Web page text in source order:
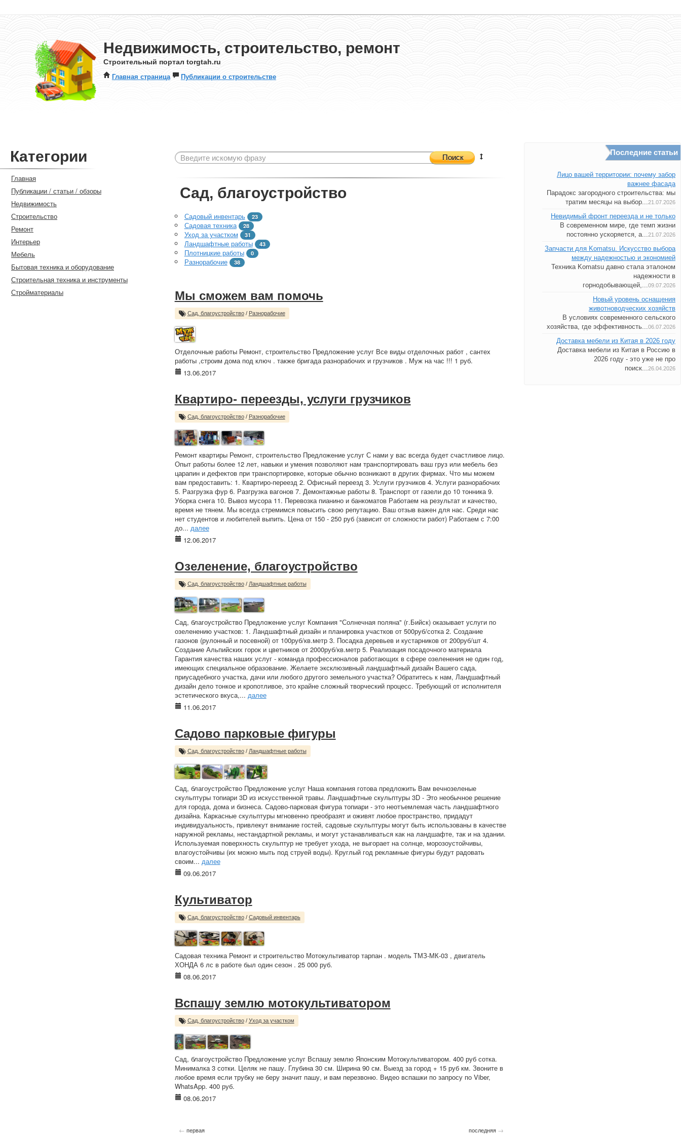
Недвижимость, строительство, ремонт
Строительный портал torgtah.ru
Главная страница Публикации о строительстве
Категории
Главная
Публикации / статьи / обзоры
Недвижимость
Строительство
Ремонт
Интерьер
Мебель
Бытовая техника и оборудование
Строительная техника и инструменты
Стройматериалы
Поиск
Сад, благоустройство
Садовый инвентарь 23
Садовая техника 28
Уход за участком 31
Ландшафтные работы 43
Плотницкие работы 0
Разнорабочие 38
Мы сможем вам помочь
Сад, благоустройство/ Разнорабочие
Отделочные работы Ремонт, строительство Предложение услуг Все виды отделочных работ , сантех
работы ,строим дома под ключ . также бригада разнорабочих и грузчиков . Муж на час !!! 1 руб.
13.06.2017
Квартиро- переезды, услуги грузчиков
Сад, благоустройство/ Разнорабочие
Ремонт квартиры Ремонт, строительство Предложение услуг С нами у вас всегда будет счастливое лицо.
Опыт работы более 12 лет, навыки и умения позволяют нам транспортировать ваш груз или мебель без
царапин и дефектов при транспортировке, которые обычно возникают в других фирмах. Что мы можем
вам предоставить: 1. Квартиро-переезд 2. Офисный переезд 3. Услуги грузчиков 4. Услуги разнорабочих
5. Разгрузка фур 6. Разгрузка вагонов 7. Демонтажные работы 8. Транспорт от газели до 10 тонника 9.
Уборка снега 10. Вывоз мусора 11. Перевозка пианино и банкоматов Работаем на результат и качество,
время не тянем. Мы всегда стремимся повысить свою репутацию. Ваш отзыв важен для нас. Среди нас
нет студентов и любителей выпить. Цена от 150 - 250 руб (зависит от сложности работ) Работаем с 7:00
до... далее
12.06.2017
Озеленение, благоустройство
Сад, благоустройство/ Ландшафтные работы
Сад, благоустройство Предложение услуг Компания "Солнечная поляна" (г.Бийск) оказывает услуги по
озеленению участков: 1. Ландшафтный дизайн и планировка участков от 500руб/сотка 2. Создание
газонов (рулонный и посевной) от 100руб/кв.метр 3. Посадка деревьев и кустарников от 200руб/шт 4.
Создание Альпийских горок и цветников от 2000руб/кв.метр 5. Реализация посадочного материала
Гарантия качества наших услуг - команда профессионалов работающих в сфере озеленения не один год,
имеющих специальное образование. Желаете эксклюзивный ландшафтный дизайн Вашего сада,
приусадебного участка, дачи или любого другого земельного участка? Обратитесь к нам, Ландшафтный
дизайн дело тонкое и кропотливое, это крайне сложный творческий процесс. Требующий от исполнителя
эстетического вкуса,... далее
11.06.2017
Садово парковые фигуры
Сад, благоустройство/ Ландшафтные работы
Сад, благоустройство Предложение услуг Наша компания готова предложить Вам вечнозеленые
скульптуры топиари 3D из искусственной травы. Ландшафтные скульптуры 3D - Это необычное решение
для города, дома и бизнеса. Садово-парковая фигура топиари - это неотъемлемая часть ландшафтного
дизайна. Каркасные скульптуры мгновенно преобразят и оживят любое пространство, придадут
индивидуальность, привлекут внимание гостей, садовые скульптуры могут быть использованы в качестве
наружной рекламы, нестандартной рекламы, и могут устанавливаться как на ландшафте, так и на здании.
Используемая поверхность скульптур не требует ухода, не выгорает на солнце, морозоустойчивы,
влагоустойчивы (их можно мыть под струей воды). Круглый год рекламные фигуры будут радовать
своим... далее
09.06.2017
Культиватор
Сад, благоустройство/ Садовый инвентарь
Садовая техника Ремонт и строительство Мотокультиватор тарпан . модель ТМЗ-МК-03 , двигатель
ХОНДА 6 лс в работе был один сезон . 25 000 руб.
08.06.2017
Вспашу землю мотокультиватором
Сад, благоустройство/ Уход за участком
Сад, благоустройство Предложение услуг Вспашу землю Японским Мотокультиватором. 400 руб сотка.
Минималка 3 сотки. Целяк не пашу. Глубина 30 см. Ширина 90 см. Выезд за город + 15 руб км. Звоните в
любое время если трубку не беру значит пашу, и вам перезвоню. Видео вспашки по запросу по Viber,
WhatsApp. 400 руб.
08.06.2017
← первая последняя →
Последние статьи
Лицо вашей территории: почему забор
важнее фасада
Парадокс загородного строительства: мы
тратим месяцы на выбор...21.07.2026
Невидимый фронт переезда и не только
В современном мире, где темп жизни
постоянно ускоряется, а...21.07.2026
Запчасти для Komatsu. Искусство выбора
между надежностью и экономией
Техника Komatsu давно стала эталоном
надежности в
горнодобывающей,...09.07.2026
Новый уровень оснащения
животноводческих хозяйств
В условиях современного сельского
хозяйства, где эффективность...06.07.2026
Доставка мебели из Китая в 2026 году
Доставка мебели из Китая в Россию в
2026 году - это уже не про
поиск...26.04.2026